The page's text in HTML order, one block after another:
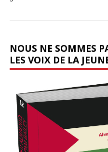
NOUS NE SOMMES
LES VOIX DE LA